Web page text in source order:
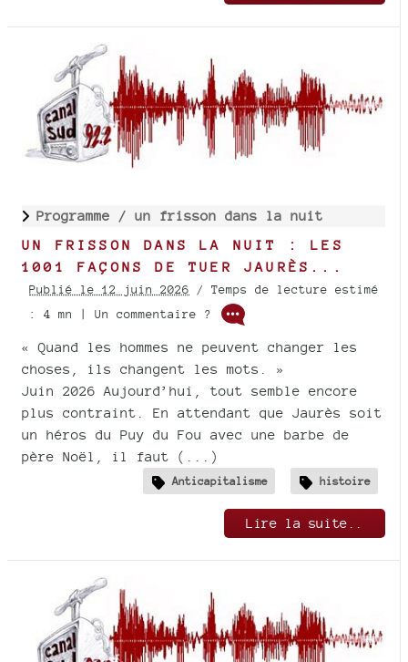
Programme / un frisson dans la nuit
UN FRISSON DANS LA NUIT : LES
1001 FAÇONS DE TUER JAURÈS...
Publié le 12 juin 2026 / Temps de lecture estimé
: 4 mn | Un commentaire ?
« Quand les hommes ne peuvent changer les
choses, ils changent les mots. »
Juin 2026 Aujourd’hui, tout semble encore
plus contraint. En attendant que Jaurès soit
un héros du Puy du Fou avec une barbe de
père Noël, il faut (...)
Anticapitalisme histoire
Lire la suite..